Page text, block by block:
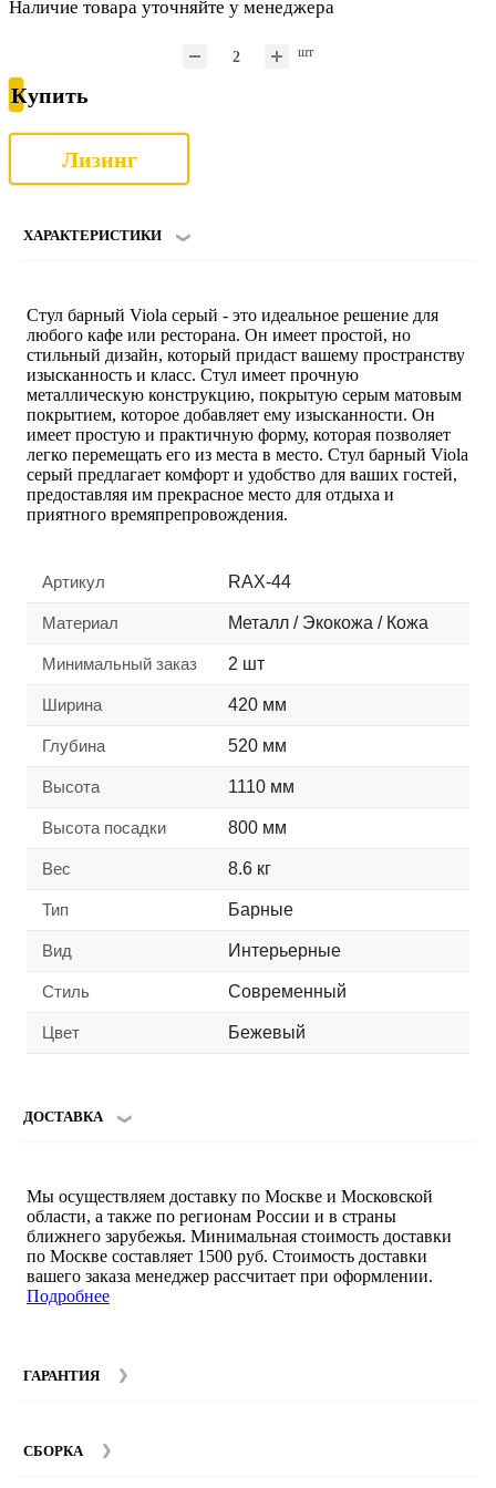
Наличие товара уточняйте у менеджера
шт
Купить
Лизинг
ХАРАКТЕРИСТИКИ
Стул барный Viola серый - это идеальное решение для
любого кафе или ресторана. Он имеет простой, но
стильный дизайн, который придаст вашему пространству
изысканность и класс. Стул имеет прочную
металлическую конструкцию, покрытую серым матовым
покрытием, которое добавляет ему изысканности. Он
имеет простую и практичную форму, которая позволяет
легко перемещать его из места в место. Стул барный Viola
серый предлагает комфорт и удобство для ваших гостей,
предоставляя им прекрасное место для отдыха и
приятного времяпрепровождения.
Артикул RAX-44
Материал Металл / Экокожа / Кожа
Минимальный заказ 2 шт
Ширина 420 мм
Глубина 520 мм
Высота 1110 мм
Высота посадки 800 мм
Вес 8.6 кг
Тип Барные
Вид Интерьерные
Стиль Современный
Цвет Бежевый
ДОСТАВКА
Мы осуществляем доставку по Москве и Московской
области, а также по регионам России и в страны
ближнего зарубежья. Минимальная стоимость доставки
по Москве составляет 1500 руб. Стоимость доставки
вашего заказа менеджер рассчитает при оформлении.
Подробнее
ГАРАНТИЯ
составляет 12 месяцев с момента покупки при
СБОРКА